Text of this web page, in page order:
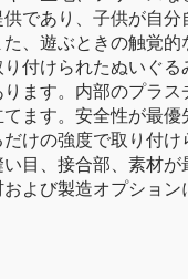
であり、子供が自
、遊ぶときの触覚
付けられたぬいぐ
ます。内部のプラ
ます。安全性が最
けの強度で取り付
目、接合部、素材
よび製造オプショ